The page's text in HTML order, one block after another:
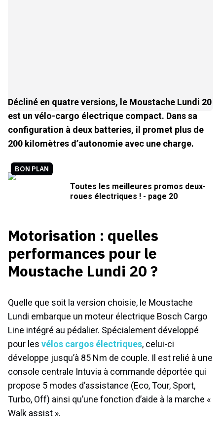
Décliné en quatre versions, le Moustache Lundi 20
est un vélo-cargo électrique compact. Dans sa
configuration à deux batteries, il promet plus de
200 kilomètres d’autonomie avec une charge.
BON PLAN
Toutes les meilleures promos deux-
roues électriques ! - page 20
Motorisation : quelles
performances pour le
Moustache Lundi 20 ?
Quelle que soit la version choisie, le Moustache
Lundi embarque un moteur électrique Bosch Cargo
Line intégré au pédalier. Spécialement développé
pour les vélos cargos électriques, celui-ci
développe jusqu’à 85 Nm de couple. Il est relié à une
console centrale Intuvia à commande déportée qui
propose 5 modes d’assistance (Eco, Tour, Sport,
Turbo, Off) ainsi qu’une fonction d’aide à la marche «
Walk assist ».